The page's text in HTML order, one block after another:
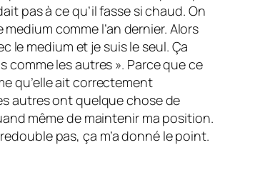
pas à ce qu’il fasse si chaud. On
comme l’an dernier. Alors
le medium et je suis le seul. Ça
comme les autres ». Parce que ce
qu’elle ait correctement
autres ont quelque chose de
même de maintenir ma position.
pas, ça m’a donné le point.